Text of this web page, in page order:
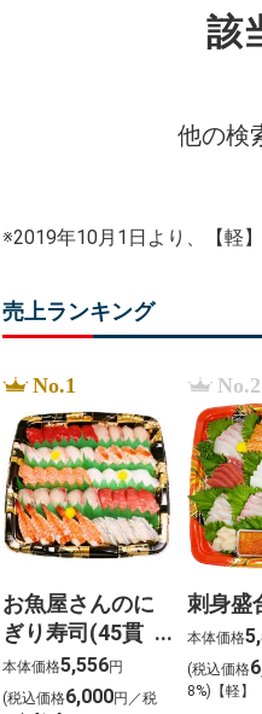
該
他の検
※2019年10月1日より、【軽
売上ランキング
No.1
お魚屋さんのに
ぎり寿司(45貫
入)
本体価格5,556円
(税込価格6,000円／税
No.2
刺身盛
本体価格
(税込価格
8%)【軽】